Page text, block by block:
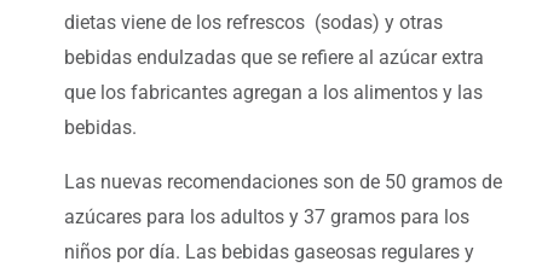
dietas viene de los refrescos (sodas) y otras
bebidas endulzadas que se refiere al azúcar extra
que los fabricantes agregan a los alimentos y las
bebidas.
Las nuevas recomendaciones son de 50 gramos de
azúcares para los adultos y 37 gramos para los
niños por día. Las bebidas gaseosas regulares y